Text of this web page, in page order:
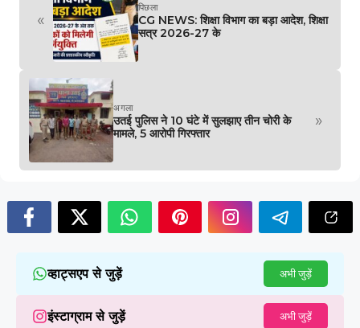
«
पिछला
CG NEWS: शिक्षा विभाग का बड़ा आदेश, शिक्षा
सत्र 2026-27 के
अगला
उतई पुलिस ने 10 घंटे में सुलझाए तीन चोरी के
मामले, 5 आरोपी गिरफ्तार
»
व्हाट्सएप से जुड़ें अभी जुड़ें
इंस्टाग्राम से जुड़ें अभी जुड़ें